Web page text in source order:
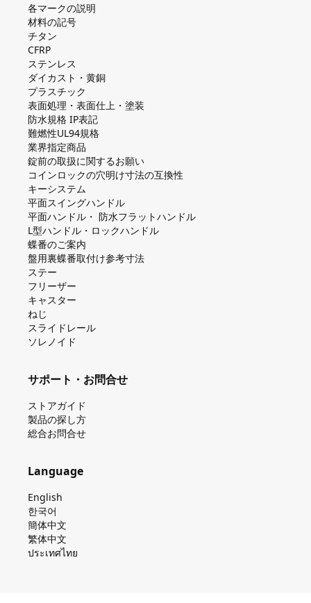
各マークの説明
材料の記号
チタン
CFRP
ステンレス
ダイカスト・⻩銅
プラスチック
表面処理・表面仕上・塗装
防⽔規格 IP表記
難燃性UL94規格
業界指定商品
錠前の取扱に関するお願い
コインロックの⽳明け⼨法の互換性
キーシステム
平⾯スイングハンドル
平⾯ハンドル・ 防⽔フラットハンドル
L型ハンドル・ロックハンドル
蝶番のご案内
盤⽤裏蝶番取付け参考⼨法
ステー
フリーザー
キャスター
ねじ
スライドレール
ソレノイド
サポート・お問合せ
ストアガイド
製品の探し⽅
総合お問合せ
Language
English
한국어
簡体中文
繁体中文
ประเทศไทย